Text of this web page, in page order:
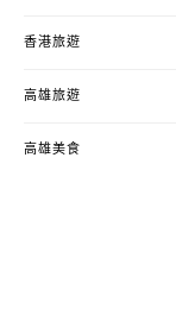
香港旅遊
高雄旅遊
高雄美食